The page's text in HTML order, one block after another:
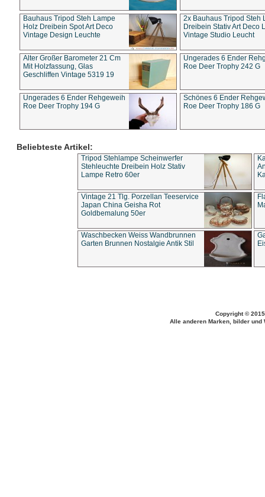
Bauhaus Tripod Steh Lampe
Holz Dreibein Spot Art Deco
Vintage Design Leuchte
2x Bauhaus Tripod Steh
Dreibein Stativ Art Deco
Vintage Studio Leucht
Alter Großer Barometer 21 Cm
Mit Holzfassung, Glas
Geschliffen Vintage 5319 19
Ungerades 6 Ender
Roe Deer Trophy 242 G
Ungerades 6 Ender Rehgeweih
Roe Deer Trophy 194 G
Schönes 6 Ender
Roe Deer Trophy 186 G
Beliebteste Artikel:
Tripod Stehlampe Scheinwerfer
Stehleuchte Dreibein Holz Stativ
Lampe Retro 60er
Vintage 21 Tlg. Porzellan Teeservice
Japan China Geisha Rot
Goldbemalung 50er
Waschbecken Weiss Wandbrunnen
Garten Brunnen Nostalgie Antik Stil
Copyright ©
Alle anderen Marken, bilder und